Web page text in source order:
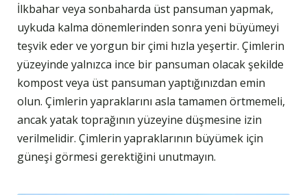
İlkbahar veya sonbaharda üst pansuman yapmak,
uykuda kalma dönemlerinden sonra yeni büyümeyi
teşvik eder ve yorgun bir çimi hızla yeşertir. Çimlerin
yüzeyinde yalnızca ince bir pansuman olacak şekilde
kompost veya üst pansuman yaptığınızdan emin
olun. Çimlerin yapraklarını asla tamamen örtmemeli,
ancak yatak toprağının yüzeyine düşmesine izin
verilmelidir. Çimlerin yapraklarının büyümek için
güneşi görmesi gerektiğini unutmayın.